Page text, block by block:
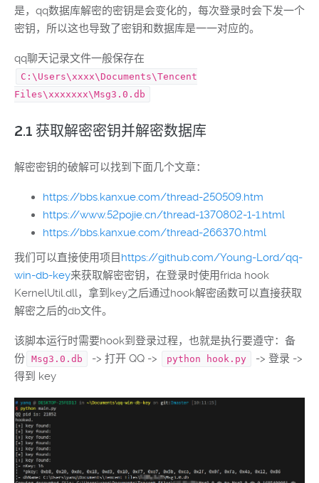
是，qq数据库解密的密钥是会变化的，每次登录时会下发一个
密钥，所以这也导致了密钥和数据库是一一对应的。
qq聊天记录文件一般保存在
C:\Users\xxxx\Documents\Tencent
Files\xxxxxxx\Msg3.0.db
2.1 获取解密密钥并解密数据库
解密密钥的破解可以找到下面几个文章：
https://bbs.kanxue.com/thread-250509.htm
https://www.52pojie.cn/thread-1370802-1-1.html
https://bbs.kanxue.com/thread-266370.html
我们可以直接使用项目 https://github.com/Young-Lord/qq-
win-db-key来获取解密密钥，在登录时使用frida hook
KernelUtil.dll，拿到key之后通过hook解密函数可以直接获取
解密之后的db文件。
该脚本运行时需要hook到登录过程，也就是执行要遵守：备
份 Msg3.0.db -> 打开 QQ -> python hook.py
-> 登录 ->
得到 key